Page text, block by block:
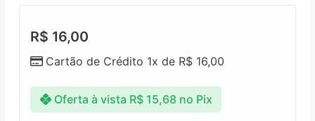
R$ 16,00
Cartão de Crédito 1x de R$ 16,00
Oferta à vista R$15,68 no Pix